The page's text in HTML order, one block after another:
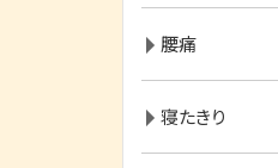
腰痛
寝たきり